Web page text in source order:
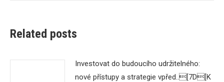
Related posts
Investovat do budoucího udržitelného:
nové přístupy a strategie vpřed..[7D[K